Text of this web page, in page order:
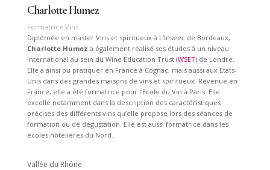
Charlotte Humez
Formatrice Vins
Diplômée en master Vins et spiritueux à L’Inseec de Bordeaux,
Charlotte Humez a également réalisé ses études à un niveau
international au sein du Wine Education Trust (WSET) de Londre.
Elle a ainsi pu pratiquer en France à Cognac, mais aussi aux Etats-
Unis dans des grandes maisons de vins et spiritueux. Revenue en
France, elle a été formatrice pour l’Ecole du Vin à Paris. Elle
excelle notamment dans la description des caractéristiques
précises des différents vins qu’elle propose lors des séances de
formation ou de dégustation. Elle est aussi formatrice dans les
écoles hôtelières du Nord.
Vallée du Rhône